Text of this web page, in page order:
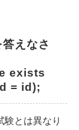
えなさ
exists
= id);
とは異なり